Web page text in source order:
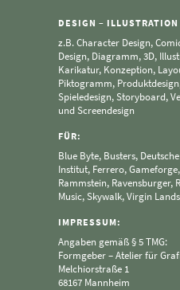
DESIGN –
z.B. Character Design,
Design, Diagramm, 3D,
Karikatur, Konzeption,
Piktogramm,
Spieledesign, Storyboard,
und Screendesign
FÜR:
Blue Byte, Busters,
Institut, Ferrero,
Rammstein, Ravensburger,
Music, Skywalk, Virgin
IMPRESSUM:
Angaben gemäß § 5 TMG:
Formgeber – Atelier für
Melchiorstraße 1
68167 Mannheim